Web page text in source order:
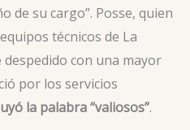
de su cargo”. Posse, quien
técnicos de La
despedido con una mayor
por los servicios
la palabra “valiosos”.